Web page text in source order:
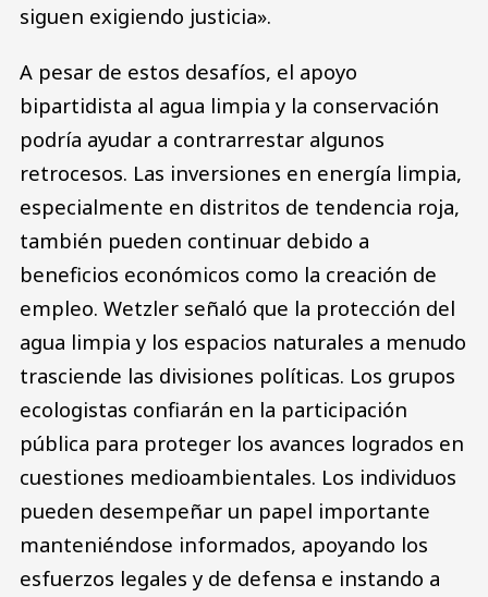
siguen exigiendo justicia».
A pesar de estos desafíos, el apoyo
bipartidista al agua limpia y la conservación
podría ayudar a contrarrestar algunos
retrocesos. Las inversiones en energía limpia,
especialmente en distritos de tendencia roja,
también pueden continuar debido a
beneficios económicos como la creación de
empleo. Wetzler señaló que la protección del
agua limpia y los espacios naturales a menudo
trasciende las divisiones políticas. Los grupos
ecologistas confiarán en la participación
pública para proteger los avances logrados en
cuestiones medioambientales. Los individuos
pueden desempeñar un papel importante
manteniéndose informados, apoyando los
esfuerzos legales y de defensa e instando a